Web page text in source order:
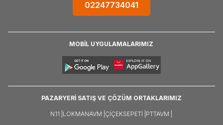
02247734041
MOBİL UYGULAMALARIMIZ
PAZARYERİ SATIŞ VE ÇÖZÜM ORTAKLARIMIZ
N11 | LOKMANAVM | ÇIÇEKSEPETI | PTTAVM |